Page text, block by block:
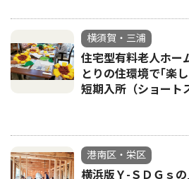
横須賀・三浦
住宅型有料老人ホ
とりの住環境で｢楽
短期入所（ショート
港南区・栄区
横浜版Ｙ-ＳＤＧｓ